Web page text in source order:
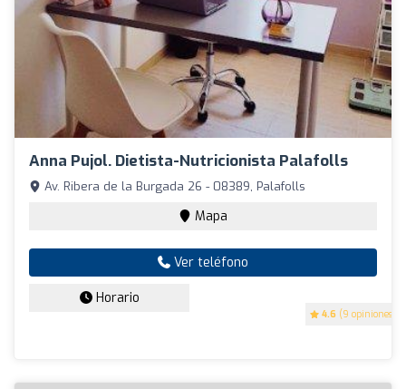
Anna Pujol. Dietista-Nutricionista Palafolls
4.6 (9 opiniones)
Av. Ribera de la Burgada 26 - 08389, Palafolls
Mapa
Ver teléfono
Horario